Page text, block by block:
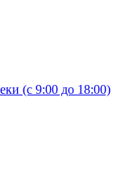
(с 9:00 до 18:00)